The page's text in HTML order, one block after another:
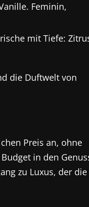
Feminin,
mit Tiefe:
die Duftwelt von
Preis an, ohne
in den
zu Luxus, der die